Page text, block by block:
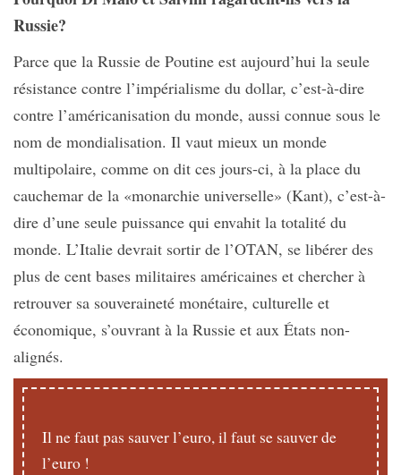
Russie?
Parce que la Russie de Poutine est aujourd’hui la seule
résistance contre l’impérialisme du dollar, c’est-à-dire
contre l’américanisation du monde, aussi connue sous le
nom de mondialisation. Il vaut mieux un monde
multipolaire, comme on dit ces jours-ci, à la place du
cauchemar de la «monarchie universelle» (Kant), c’est-à-
dire d’une seule puissance qui envahit la totalité du
monde. L’Italie devrait sortir de l’OTAN, se libérer des
plus de cent bases militaires américaines et chercher à
retrouver sa souveraineté monétaire, culturelle et
économique, s’ouvrant à la Russie et aux États non-
alignés.
Il ne faut pas sauver l’euro, il faut se sauver de
l’euro !